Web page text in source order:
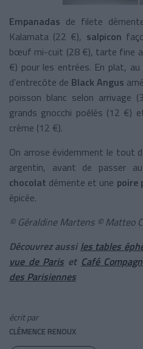
Empanadas de filete
Kalamata (22 €), salpicon
bœuf mi-cuit (28 €), tarte fine
€) pour les entrées. En plat,
d’entrecôte de Black Angus
poisson blanc selon
grands gnocchi poêlés (12 €)
crème (12 €).
On arrose évidemment le tout
argentin, avant de passer
chocolat démente et une poire
épicée.
© Géraldine Martens © Matteo
Découvrez aussi les tables
vue de Pariset Café
des Parisiennes
écrit par
CLÉMENCE RENOUX